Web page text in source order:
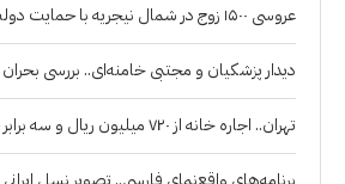
عروسی ۱۵۰۰ زوج در شمال نیجریه با حمایت دولت
دیدار پزشکیان و مجتبی خامنه‌ای.. بررسی
تهران.. اجاره خانه از ۷۲۰ میلیون ریال و سه برابر حقوق کارگران